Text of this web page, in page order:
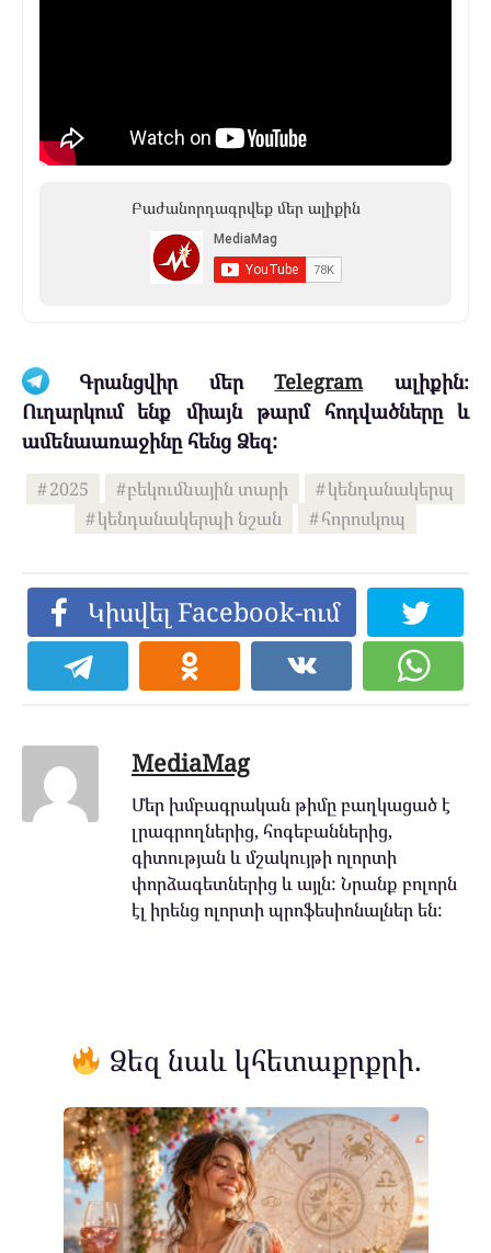
Բաժանորդագրվեք մեր ալիքին
Գրանցվիր մերTelegramալիքին։
Ուղարկում ենք միայն թարմ հոդվածները և
ամենաառաջինը հենց Ձեզ:
2025 բեկումնային տարի
կենդանակերպ
կենդանակերպի նշան
հորոսկոպ
Կիսվել Facebook-ում
MediaMag
Մեր խմբագրական թիմը բաղկացած է
լրագրողներից, հոգեբաններից,
գիտության և մշակույթի ոլորտի
փորձագետներից և այլն: Նրանք բոլորն
էլ իրենց ոլորտի պրոֆեսիոնալներ են:
Ձեզ նաև կհետաքրքրի.